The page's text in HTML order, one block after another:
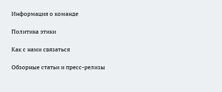
Информация о команде
Политика этики
Как с нами связаться
Обзорные статьи и пресс-релизы